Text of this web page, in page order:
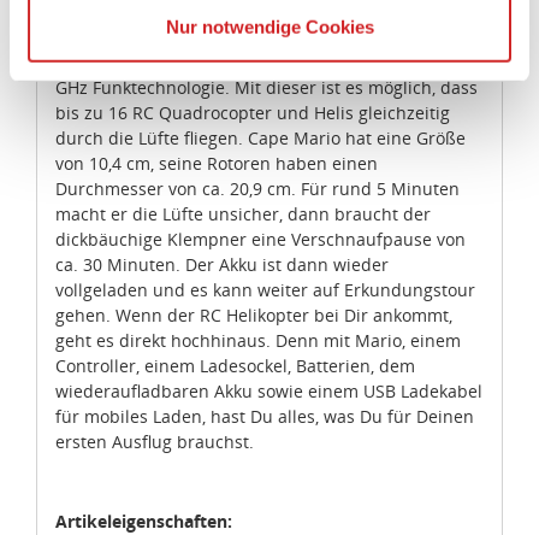
Die USA ist ein Drittland, dass nicht von einem
Kommission erfasst wird, und daher kein angemessenes
Schutzniveau für personenbezogene Daten bietet. Durch
die Verwendung von Standarddatenschutzklauseln in
Verbindung mit zusätzlichen Maßnahmen zur Sicherung
eines angemessenen Schutzniveaus, garantieren wir,
dass die Datenschutzvorgaben der EU auch bei der
Verarbeitung von Daten in den USA eingehalten werden.
Sie können die Cookie-Einwilligung jederzeit links unten
auf Ihrem Bildschirm anpassen und damit widerrufen.
idee+spiel Betriebs-GmbH
Datenschutzbestimmungen
Nur notwendige Cookies
perfekt von kleinen Piloten steuern. Die Steuerung
ist außerdem stufenlos und erfolgt über eine 2,4
GHz Funktechnologie. Mit dieser ist es möglich, dass
bis zu 16 RC Quadrocopter und Helis gleichzeitig
durch die Lüfte fliegen. Cape Mario hat eine Größe
von 10,4 cm, seine Rotoren haben einen
Durchmesser von ca. 20,9 cm. Für rund 5 Minuten
macht er die Lüfte unsicher, dann braucht der
dickbäuchige Klempner eine Verschnaufpause von
ca. 30 Minuten. Der Akku ist dann wieder
vollgeladen und es kann weiter auf Erkundungstour
gehen. Wenn der RC Helikopter bei Dir ankommt,
geht es direkt hochhinaus. Denn mit Mario, einem
Controller, einem Ladesockel, Batterien, dem
wiederaufladbaren Akku sowie einem USB Ladekabel
für mobiles Laden, hast Du alles, was Du für Deinen
ersten Ausflug brauchst.
Artikeleigenschaften: